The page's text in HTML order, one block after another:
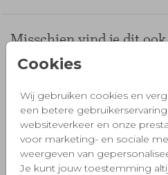
Cookies
Wij gebruiken cookies en
een betere
websiteverkeer en onze
voor marketing- en sociale
weergeven van
Je kunt jouw toestemming
Misschien vind je dit